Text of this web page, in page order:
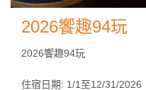
2026饗趣94玩
2026饗趣94玩
住宿日期: 1/1至12/31/